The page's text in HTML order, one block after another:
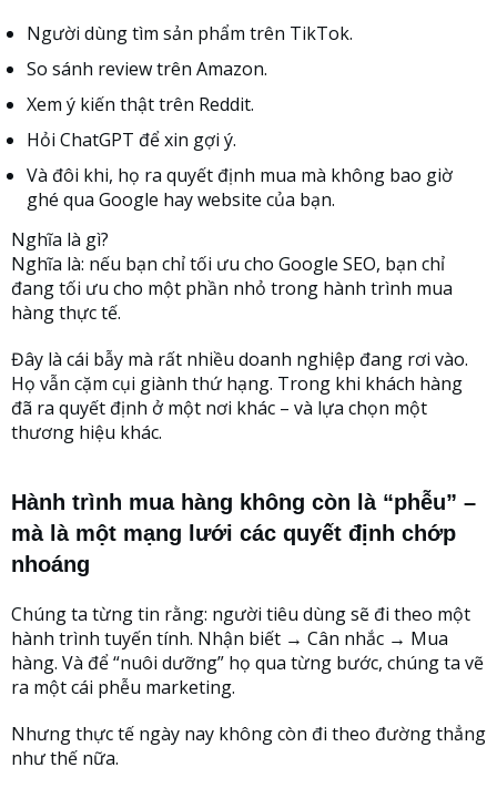
Người dùng tìm sản phẩm trên TikTok.
So sánh review trên Amazon.
Xem ý kiến thật trên Reddit.
Hỏi ChatGPT để xin gợi ý.
Và đôi khi, họ ra quyết định mua mà không bao giờ
ghé qua Google hay website của bạn.
Nghĩa là gì?
Nghĩa là: nếu bạn chỉ tối ưu cho Google SEO, bạn chỉ
đang tối ưu cho một phần nhỏ trong hành trình mua
hàng thực tế.
Đây là cái bẫy mà rất nhiều doanh nghiệp đang rơi vào.
Họ vẫn cặm cụi giành thứ hạng. Trong khi khách hàng
đã ra quyết định ở một nơi khác – và lựa chọn một
thương hiệu khác.
Hành trình mua hàng không còn là “phễu” –
mà là một mạng lưới các quyết định chớp
nhoáng
Chúng ta từng tin rằng: người tiêu dùng sẽ đi theo một
hành trình tuyến tính. Nhận biết → Cân nhắc → Mua
hàng. Và để “nuôi dưỡng” họ qua từng bước, chúng ta vẽ
ra một cái phễu marketing.
Nhưng thực tế ngày nay không còn đi theo đường thẳng
như thế nữa.